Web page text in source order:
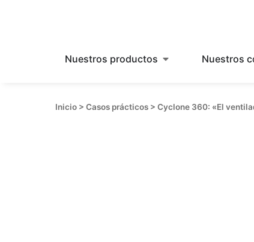
Nuestros productos Nuestros
Inicio > Casos prácticos > Cyclone 360: «El